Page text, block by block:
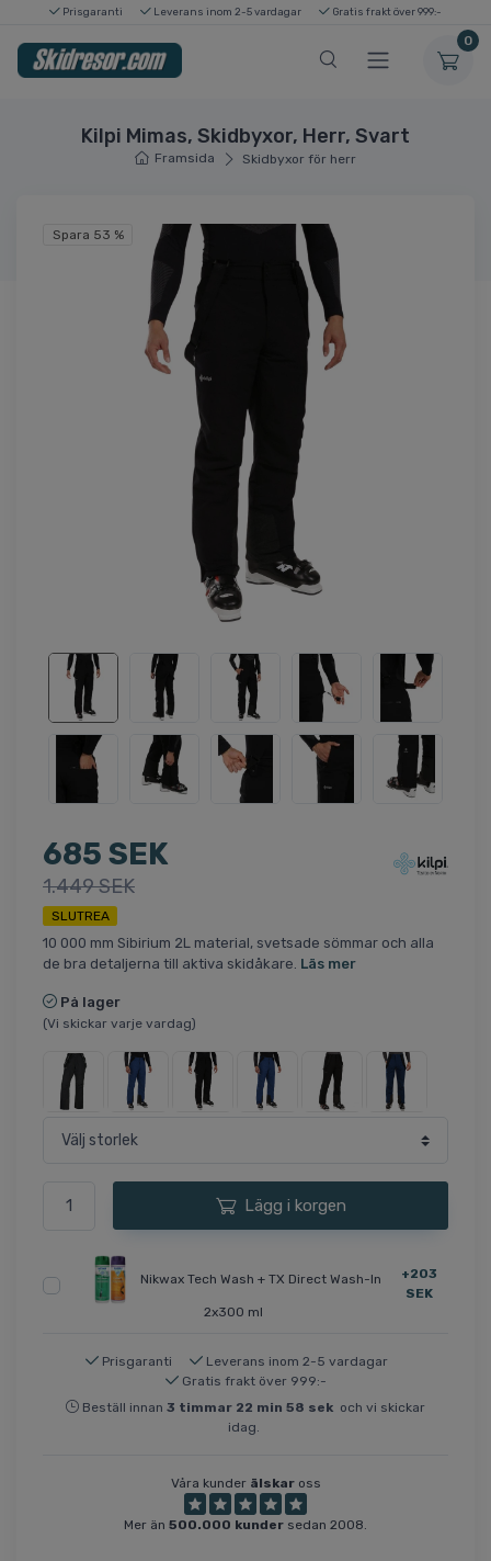
Prisgaranti Leverans inom 2-5 vardagar Gratis frakt över 999:-
0
Kilpi Mimas, Skidbyxor, Herr, Svart
Framsida Skidbyxor för herr
Spara 53 %
685 SEK
1.449 SEK
SLUTREA
10 000 mm Sibirium 2L material, svetsade sömmar och alla
de bra detaljerna till aktiva skidåkare. Läs mer
På lager
(Vi skickar varje vardag)
Lägg i korgen
Nikwax Tech Wash + TX Direct Wash-In
2x300 ml
+203
SEK
Prisgaranti
Leverans inom 2-5 vardagar
Gratis frakt över 999:-
Beställ innan3 timmar 22 min57 sekoch vi skickar
idag.
Våra kunder älskaross
Mer än 500.000 kunder sedan 2008.